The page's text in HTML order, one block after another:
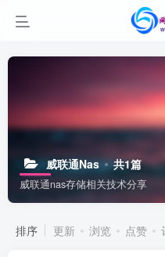
威联通Nas 共1篇
威联通nas存储相关技术分享
排序 更新 浏览 点赞